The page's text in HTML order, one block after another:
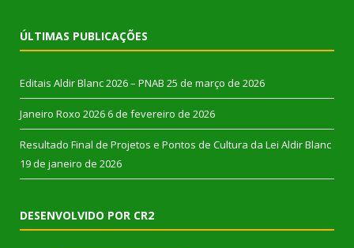
ÚLTIMAS PUBLICAÇÕES
Editais Aldir Blanc 2026 – PNAB 25 de março de 2026
Janeiro Roxo 2026 6 de fevereiro de 2026
Resultado Final de Projetos e Pontos de Cultura da Lei Aldir Blanc
19 de janeiro de 2026
DESENVOLVIDO POR CR2